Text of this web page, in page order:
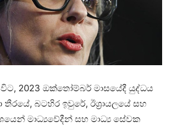
2023 ඔක්තෝම්බර් මාසයේදී යුද්ධය
තීරයේ, බටහිර ඉවුරේ, ඊශ්‍රායලයේ සහ
මාධ්‍යවේදීන් සහ මාධ්‍ය සේවක